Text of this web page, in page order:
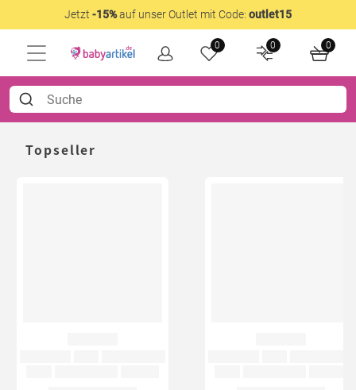
Jetzt -15%auf unser Outlet mit Code: outlet15
0 0 0
Topseller